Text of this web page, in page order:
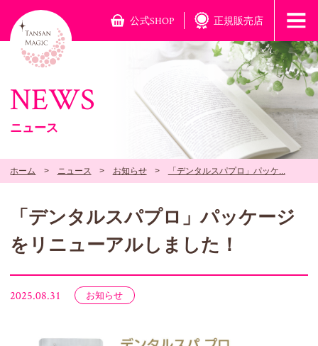
公式SHOP 正規販売店
NEWS
ニュース
ホーム ニュース お知らせ 「デンタルスパプロ」パッケ...
「デンタルスパプロ」パッケージ
をリニューアルしました！
2025.08.31 お知らせ